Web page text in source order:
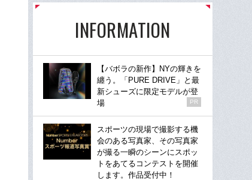
INFORMATION
【バボラの新作】NYの輝きを
纏う。「PURE DRIVE」と最
新シューズに限定モデルが登
場
PR
スポーツの現場で撮影する機
会のある写真家、その写真家
が撮る一瞬のシーンにスポッ
トをあてるコンテストを開催
します。作品受付中！